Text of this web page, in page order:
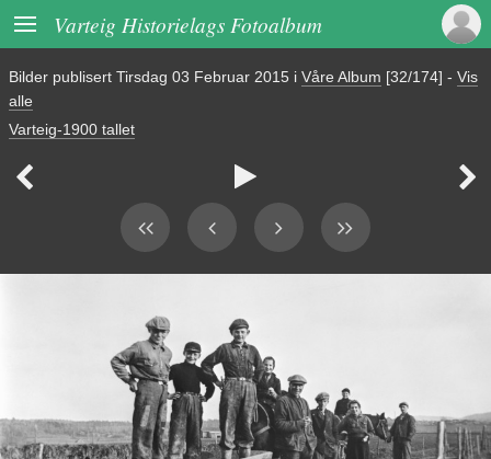
 Varteig Historielags Fotoalbum
Bilder publisert Tirsdag 03 Februar 2015 i Våre Album [32/174] - Vis
alle
Varteig-1900 tallet
  